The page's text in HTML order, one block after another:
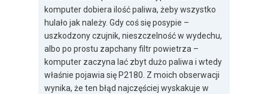
komputer dobiera ilość paliwa, żeby wszystko
hulało jak należy. Gdy coś się posypie –
uszkodzony czujnik, nieszczelność w wydechu,
albo po prostu zapchany filtr powietrza –
komputer zaczyna lać zbyt dużo paliwa i wtedy
właśnie pojawia się P2180. Z moich obserwacji
wynika, że ten błąd najczęściej wyskakuje w